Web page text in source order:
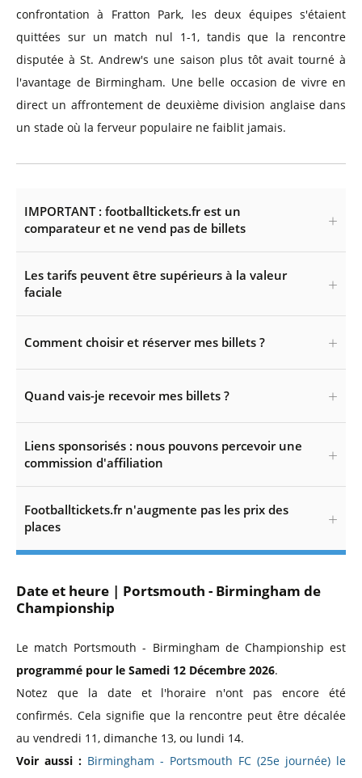
confrontation à Fratton Park, les deux équipes s'étaient
quittées sur un match nul 1-1, tandis que la rencontre
disputée à St. Andrew's une saison plus tôt avait tourné à
l'avantage de Birmingham. Une belle occasion de vivre en
direct un affrontement de deuxième division anglaise dans
un stade où la ferveur populaire ne faiblit jamais.
IMPORTANT : footballtickets.fr est un
comparateur et ne vend pas de billets
Les tarifs peuvent être supérieurs à la valeur
faciale
Comment choisir et réserver mes billets ?
Quand vais-je recevoir mes billets ?
Liens sponsorisés : nous pouvons percevoir une
commission d'affiliation
Footballtickets.fr n'augmente pas les prix des
places
Date et heure | Portsmouth - Birmingham de
Championship
Le match Portsmouth - Birmingham de Championship est
programmé pour le Samedi 12 Décembre 2026.
Notez que la date et l'horaire n'ont pas encore été
confirmés. Cela signifie que la rencontre peut être décalée
au vendredi 11, dimanche 13, ou lundi 14.
Voir aussi : Birmingham - Portsmouth FC (25e journée) le